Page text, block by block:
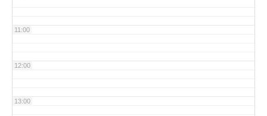
11:00
12:00
13:00